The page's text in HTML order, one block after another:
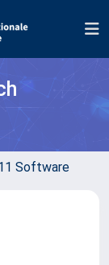
Software